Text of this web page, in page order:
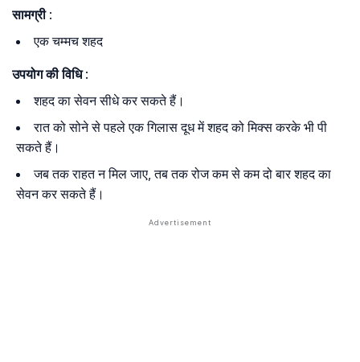
सामग्री:
एक चम्मच शहद
उपयोग की विधि:
शहद का सेवन सीधे कर सकते हैं।
रात को सोने से पहले एक गिलास दूध में शहद को मिक्स करके भी पी
सकते हैं।
जब तक राहत न मिल जाए, तब तक रोज कम से कम दो बार शहद का
सेवन कर सकते हैं।